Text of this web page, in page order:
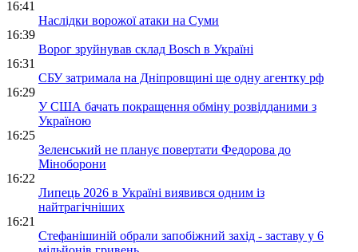
16:41
Наслідки ворожої атаки на Суми
16:39
Ворог зруйнував склад Bosch в Україні
16:31
СБУ затримала на Дніпровщині ще одну агентку рф
16:29
У США бачать покращення обміну розвідданими з
Україною
16:25
Зеленський не планує повертати Федорова до
Міноборони
16:22
Липець 2026 в Україні виявився одним із
найтрагічніших
16:21
Стефанішиній обрали запобіжний захід - заставу у 6